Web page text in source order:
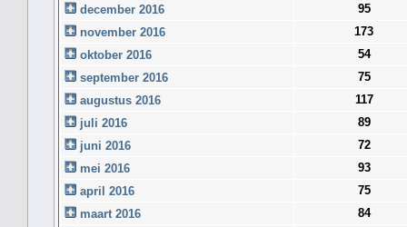
december 2016
95
november 2016
173
oktober 2016
54
september 2016
75
augustus 2016
117
juli 2016
89
juni 2016
72
mei 2016
93
april 2016
75
maart 2016
84